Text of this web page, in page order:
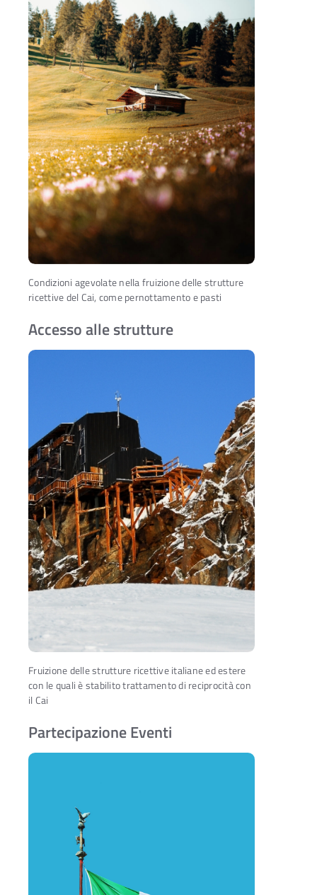
Condizioni agevolate nella fruizione delle strutture
ricettive del Cai, come pernottamento e pasti
Accesso alle strutture
Fruizione delle strutture ricettive italiane ed estere
con le quali è stabilito trattamento di reciprocità con
il Cai
Partecipazione Eventi